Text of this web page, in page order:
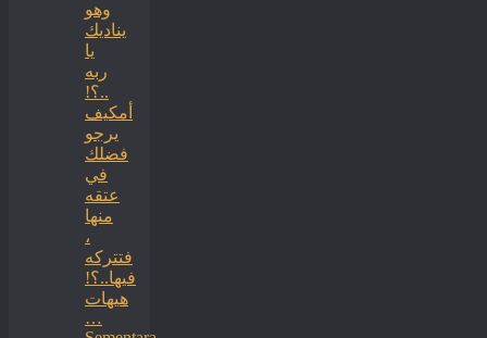
وهو
يناديك
يا
ربه
..؟!
أمكيف
يرجو
فضلك
في
عتقه
منها
،
فتتركه
فيها..؟!
هيهات
…